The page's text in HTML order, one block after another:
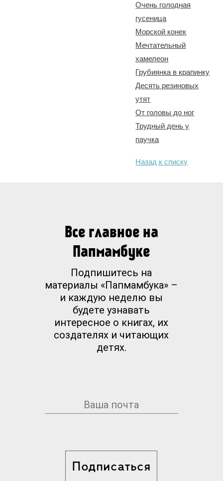
Очень голодная
гусеница
Морской конек
Мечтательный
хамелеон
Грубиянка в крапинку
Десять резиновых
утят
От головы до ног
Трудный день у
паучка
Назад к списку
Все главное на
Папмамбуке
Подпишитесь на
материалы «Папмамбука» –
и каждую неделю вы
будете узнавать
интересное о книгах, их
создателях и читающих
детях.
Подписаться